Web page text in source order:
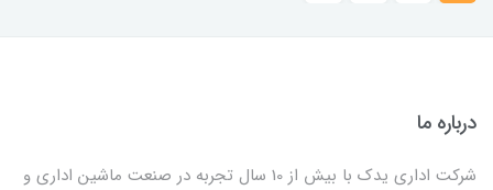
درباره ما
شرکت اداری یدک با بیش از 10 سال تجربه در صنعت ماشین اداری و